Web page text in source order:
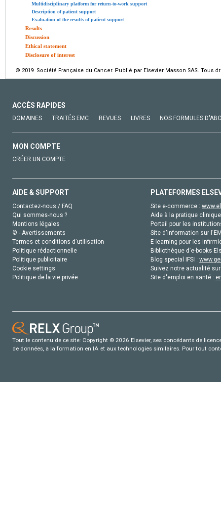
Multidisciplinary platform for return-to-work support
Description of patient support
Evaluation of the results of patient support
Results
Discussion
Ethical statement
Disclosure of interest
© 2019 Société Française du Cancer. Publié par Elsevier Masson SAS. Tous
ACCÈS RAPIDES
DOMAINES TRAITÉS EMC REVUES LIVRES NOS FORMULES
MON COMPTE
CRÉER UN COMPTE
AIDE & SUPPORT
Contactez-nous / FAQ
Qui sommes-nous ?
Mentions légales
© - Avertissements
Termes et conditions d'utilisation
Politique rédactionnelle
Politique publicitaire
Cookie settings
Politique de la vie privée
PLATEFORMES
Site e-commerce :
Aide à la pratique
Portail pour les
Site d'information sur
E-learning pour les
Bibliothèque d'e-books
Blog special IFSI :
Suivez notre actualité
Site d'emploi en santé :
Tout le contenu de ce site: Copyright © 2026 Elsevier, ses concédants de
de données, a la formation en IA et aux technologies similaires. Pour tout